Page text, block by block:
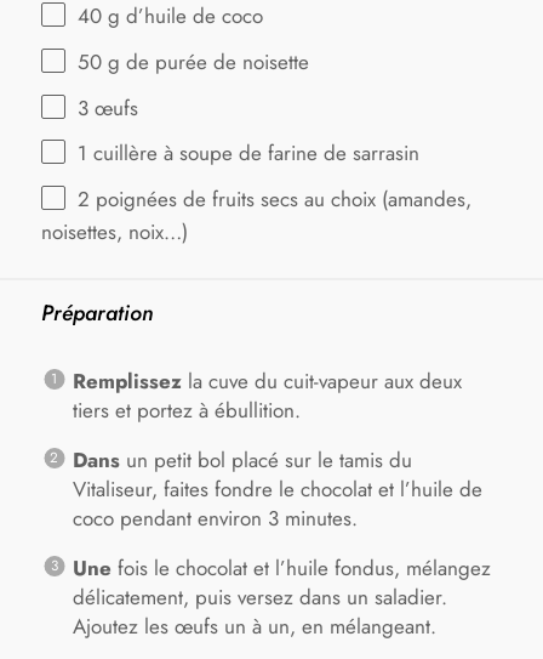
40 g d’huile de coco
50 g de purée de noisette
3 œufs
1 cuillère à soupe de farine de sarrasin
2 poignées de fruits secs au choix (amandes,
noisettes, noix…)
Préparation
Remplissezla cuve du cuit-vapeur aux deux
tiers et portez à ébullition.
Dansun petit bol placé sur le tamis du
Vitaliseur, faites fondre le chocolat et l’huile de
coco pendant environ 3 minutes.
Une fois le chocolat et l’huile fondus, mélangez
délicatement, puis versez dans un saladier.
Ajoutez les œufs un à un, en mélangeant.